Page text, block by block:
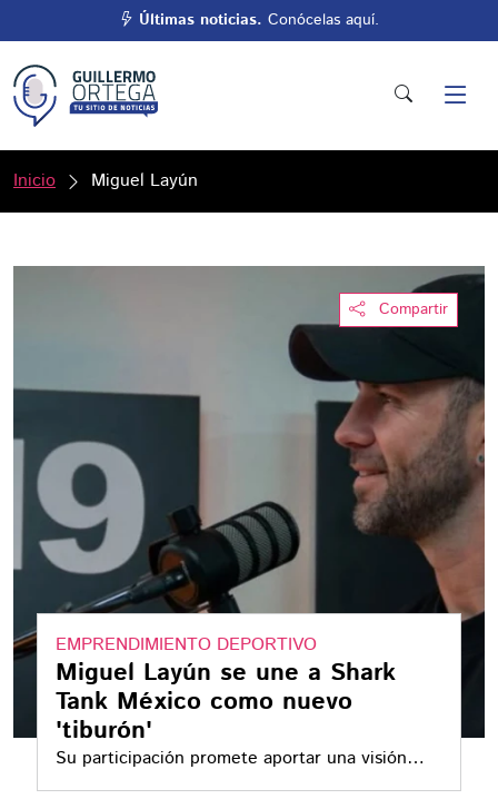
Últimas noticias. Conócelas aquí.
Inicio Miguel Layún
Compartir
EMPRENDIMIENTO DEPORTIVO
Miguel Layún se une a Shark
Tank México como nuevo
'tiburón'
Su participación promete aportar una visión
estratégica al mundo del emprendimiento